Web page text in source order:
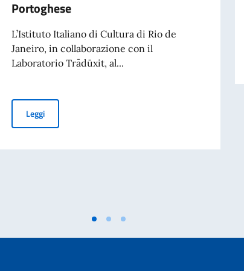
di mantenimento della pace e della sicurezza
Portoghese
L’Istituto Italiano di Cultura di Rio de
Janeiro, in collaborazione con il
Laboratorio Trādūxit, al...
LeggiTerza edizione di ‘M’Illumino / D’Immenso’, Premio